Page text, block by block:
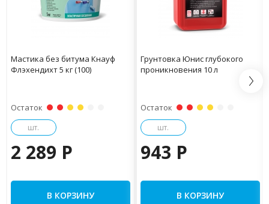
Мастика без битума Кнауф
Флэхендихт 5 кг (100)
Остаток
шт.
2 289 P
В КОРЗИНУ
Грунтовка Юнис глубокого
проникновения 10 л
Остаток
шт.
943 P
В КОРЗИНУ